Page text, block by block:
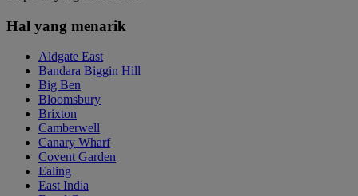
Hal yang menarik
Aldgate East
Bandara Biggin Hill
Big Ben
Bloomsbury
Brixton
Camberwell
Canary Wharf
Covent Garden
Ealing
East India